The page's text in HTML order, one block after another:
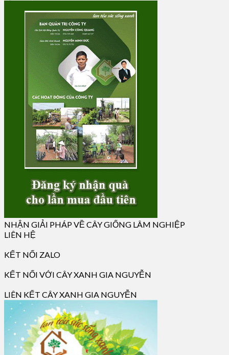
NHẬN GIẢI PHÁP VỀ CÂY GIỐNG LÂM NGHIỆP
LIÊN HỆ
KẾT NỐI ZALO
KẾT NỐI VỚI CÂY XANH GIA NGUYỄN
LIÊN KẾT CÂY XANH GIA NGUYỄN